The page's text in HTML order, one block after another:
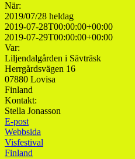
När:
2019/07/28 heldag
2019-07-28T00:00:00+00:00
2019-07-29T00:00:00+00:00
Var:
Liljendalgården i Sävträsk
Herrgårdsvägen 16
07880 Lovisa
Finland
Kontakt:
Stella Jonasson
E-post
Webbsida
Visfestival
Finland